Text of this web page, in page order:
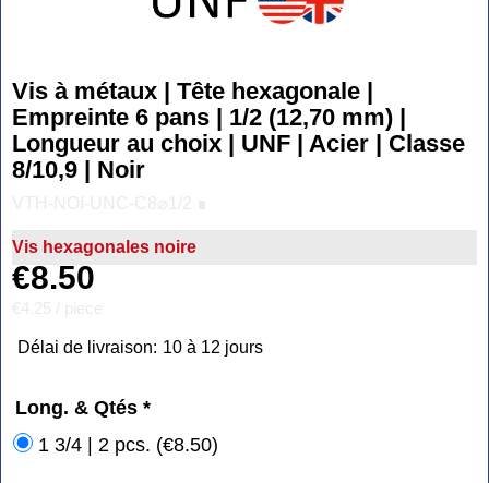
Vis à métaux | Tête hexagonale |
Empreinte 6 pans | 1/2 (12,70 mm) |
Longueur au choix | UNF | Acier | Classe
8/10,9 | Noir
Vis hexagonales noire
€8.50
Délai de livraison: 10 à 12 jours
Long. & Qtés *
1 3/4 | 2 pcs. (€8.50)